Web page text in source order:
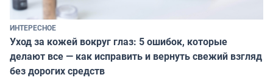
ИНТЕРЕСНОЕ
Уход за кожей вокруг глаз: 5 ошибок, которые
делают все — как исправить и вернуть свежий взгляд
без дорогих средств